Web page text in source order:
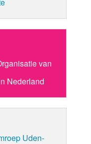
van
Nederland
Uden-